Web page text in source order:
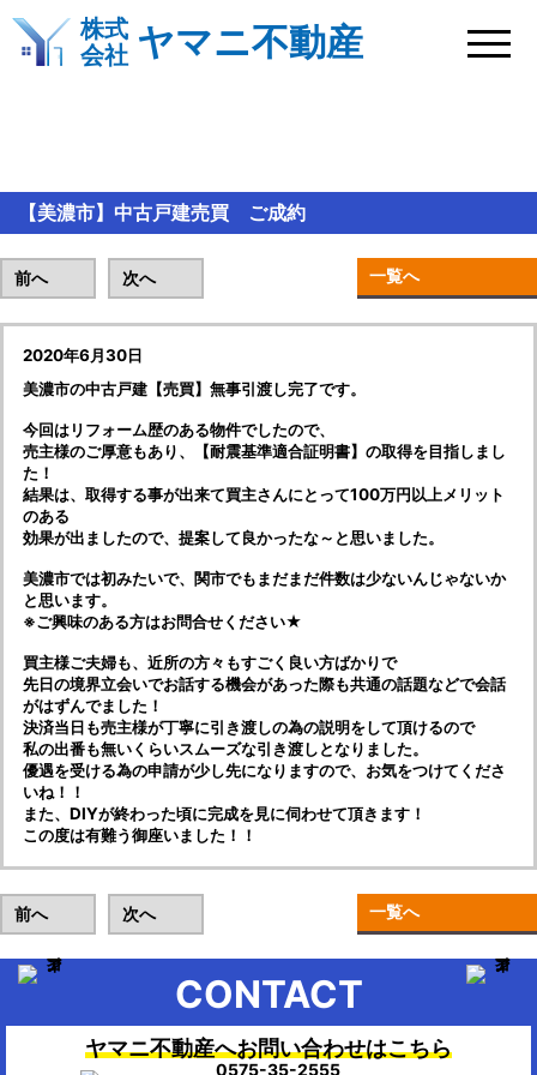
株式
会社 ヤマニ不動産
【美濃市】中古戸建売買 ご成約
前へ 次へ 一覧へ
2020年6月30日
美濃市の中古戸建【売買】無事引渡し完了です。
今回はリフォーム歴のある物件でしたので、
売主様のご厚意もあり、【耐震基準適合証明書】の取得を目指しまし
た！
結果は、取得する事が出来て買主さんにとって100万円以上メリット
のある
効果が出ましたので、提案して良かったな～と思いました。
美濃市では初みたいで、関市でもまだまだ件数は少ないんじゃないか
と思います。
※ご興味のある方はお問合せください★
買主様ご夫婦も、近所の方々もすごく良い方ばかりで
先日の境界立会いでお話する機会があった際も共通の話題などで会話
がはずんでました！
決済当日も売主様が丁寧に引き渡しの為の説明をして頂けるので
私の出番も無いくらいスムーズな引き渡しとなりました。
優遇を受ける為の申請が少し先になりますので、お気をつけてくださ
いね！！
また、DIYが終わった頃に完成を見に伺わせて頂きます！
この度は有難う御座いました！！
前へ 次へ 一覧へ
CONTACT
ヤマニ不動産へお問い合わせはこちら